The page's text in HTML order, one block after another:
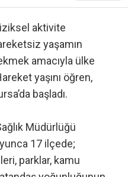
aktivite
yaşamın
amacıyla ülke
yaşını öğren,
başladı.
Müdürlüğü
17 ilçede;
parklar, kamu